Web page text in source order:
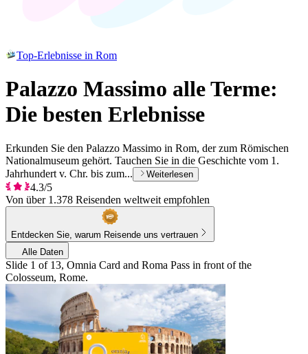
Top-Erlebnisse in Rom
Palazzo Massimo alle Terme:
Die besten Erlebnisse
Erkunden Sie den Palazzo Massimo in Rom, der zum Römischen
Nationalmuseum gehört. Tauchen Sie in die Geschichte vom 1.
Jahrhundert v. Chr. bis zum...
Weiterlesen
4.3/5
Von über 1.378 Reisenden weltweit empfohlen
Entdecken Sie, warum Reisende uns vertrauen
Alle Daten
Slide 1 of 13, Omnia Card and Roma Pass in front of the
Colosseum, Rome.